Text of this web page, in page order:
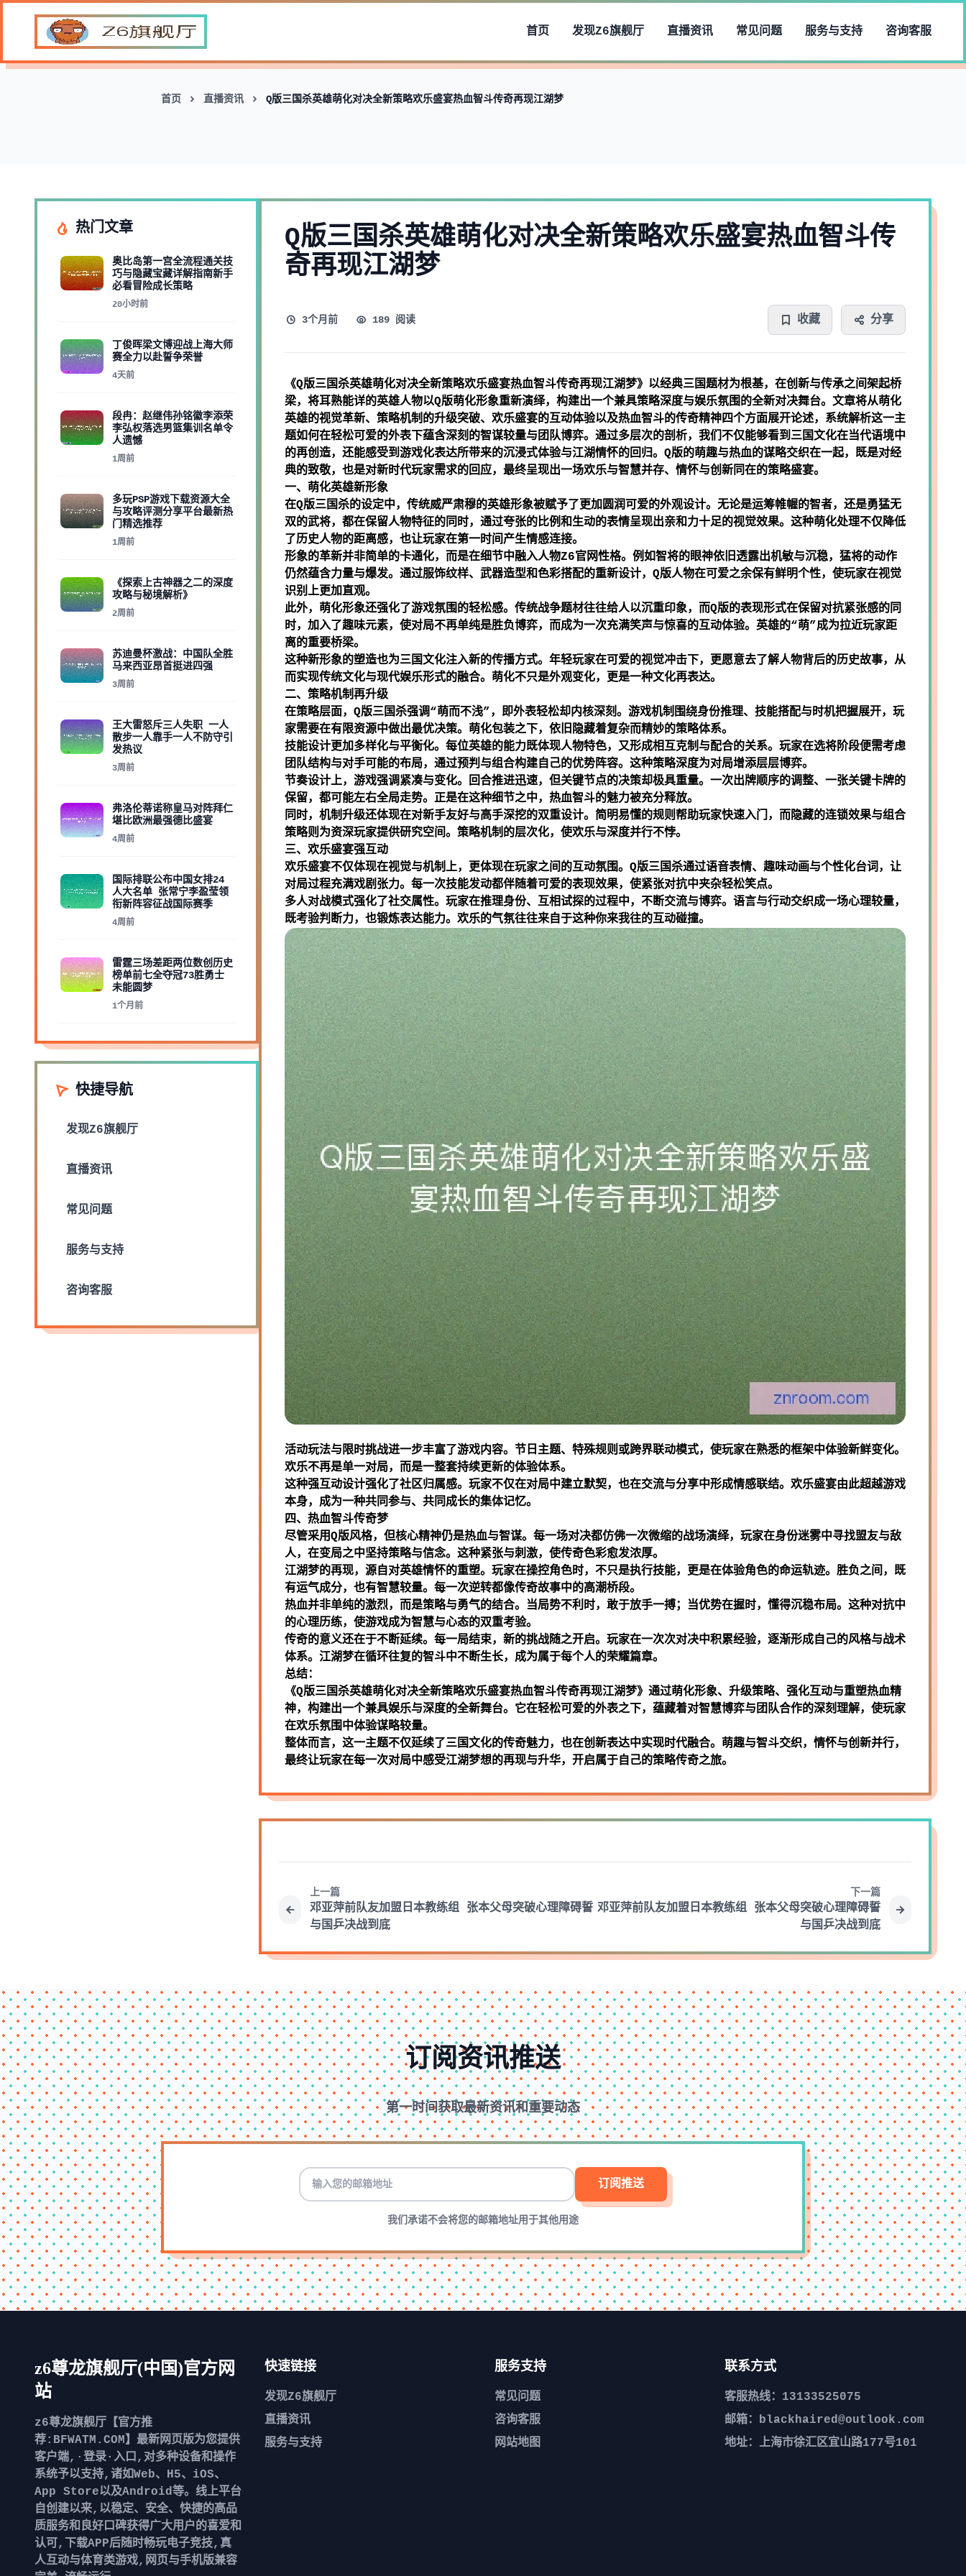
首页 发现Z6旗舰厅 直播资讯 常见问题 服务与支持 咨询客服
首页 直播资讯 Q版三国杀英雄萌化对决全新策略欢乐盛宴热血智斗传奇再现江湖梦
热门文章
奥比岛第一宫全流程通关技
巧与隐藏宝藏详解指南新手
必看冒险成长策略
20小时前
丁俊晖梁文博迎战上海大师
赛全力以赴誓争荣誉
4天前
段冉：赵继伟孙铭徽李添荣
李弘权落选男篮集训名单令
人遗憾
1周前
多玩PSP游戏下载资源大全
与攻略评测分享平台最新热
门精选推荐
1周前
《探索上古神器之二的深度
攻略与秘境解析》
2周前
苏迪曼杯激战：中国队全胜
马来西亚昂首挺进四强
3周前
王大雷怒斥三人失职 一人
散步一人靠手一人不防守引
发热议
3周前
弗洛伦蒂诺称皇马对阵拜仁
堪比欧洲最强德比盛宴
4周前
国际排联公布中国女排24
人大名单 张常宁李盈莹领
衔新阵容征战国际赛季
4周前
雷霆三场差距两位数创历史
榜单前七全夺冠73胜勇士
未能圆梦
1个月前
快捷导航
发现Z6旗舰厅
直播资讯
常见问题
服务与支持
咨询客服
Q版三国杀英雄萌化对决全新策略欢乐盛宴热血智斗传
奇再现江湖梦
3个月前 189 阅读 收藏 分享
《Q版三国杀英雄萌化对决全新策略欢乐盛宴热血智斗传奇再现江湖梦》以经典三国题材为根基，在创新与传承之间架起桥
梁，将耳熟能详的英雄人物以Q版萌化形象重新演绎，构建出一个兼具策略深度与娱乐氛围的全新对决舞台。文章将从萌化
英雄的视觉革新、策略机制的升级突破、欢乐盛宴的互动体验以及热血智斗的传奇精神四个方面展开论述，系统解析这一主
题如何在轻松可爱的外表下蕴含深刻的智谋较量与团队博弈。通过多层次的剖析，我们不仅能够看到三国文化在当代语境中
的再创造，还能感受到游戏化表达所带来的沉浸式体验与江湖情怀的回归。Q版的萌趣与热血的谋略交织在一起，既是对经
典的致敬，也是对新时代玩家需求的回应，最终呈现出一场欢乐与智慧并存、情怀与创新同在的策略盛宴。
一、萌化英雄新形象
在Q版三国杀的设定中，传统威严肃穆的英雄形象被赋予了更加圆润可爱的外观设计。无论是运筹帷幄的智者，还是勇猛无
双的武将，都在保留人物特征的同时，通过夸张的比例和生动的表情呈现出亲和力十足的视觉效果。这种萌化处理不仅降低
了历史人物的距离感，也让玩家在第一时间产生情感连接。
形象的革新并非简单的卡通化，而是在细节中融入人物Z6官网性格。例如智将的眼神依旧透露出机敏与沉稳，猛将的动作
仍然蕴含力量与爆发。通过服饰纹样、武器造型和色彩搭配的重新设计，Q版人物在可爱之余保有鲜明个性，使玩家在视觉
识别上更加直观。
此外，萌化形象还强化了游戏氛围的轻松感。传统战争题材往往给人以沉重印象，而Q版的表现形式在保留对抗紧张感的同
时，加入了趣味元素，使对局不再单纯是胜负博弈，而成为一次充满笑声与惊喜的互动体验。英雄的“萌”成为拉近玩家距
离的重要桥梁。
这种新形象的塑造也为三国文化注入新的传播方式。年轻玩家在可爱的视觉冲击下，更愿意去了解人物背后的历史故事，从
而实现传统文化与现代娱乐形式的融合。萌化不只是外观变化，更是一种文化再表达。
二、策略机制再升级
在策略层面，Q版三国杀强调“萌而不浅”，即外表轻松却内核深刻。游戏机制围绕身份推理、技能搭配与时机把握展开，玩
家需要在有限资源中做出最优决策。萌化包装之下，依旧隐藏着复杂而精妙的策略体系。
技能设计更加多样化与平衡化。每位英雄的能力既体现人物特色，又形成相互克制与配合的关系。玩家在选将阶段便需考虑
团队结构与对手可能的布局，通过预判与组合构建自己的优势阵容。这种策略深度为对局增添层层博弈。
节奏设计上，游戏强调紧凑与变化。回合推进迅速，但关键节点的决策却极具重量。一次出牌顺序的调整、一张关键卡牌的
保留，都可能左右全局走势。正是在这种细节之中，热血智斗的魅力被充分释放。
同时，机制升级还体现在对新手友好与高手深挖的双重设计。简明易懂的规则帮助玩家快速入门，而隐藏的连锁效果与组合
策略则为资深玩家提供研究空间。策略机制的层次化，使欢乐与深度并行不悖。
三、欢乐盛宴强互动
欢乐盛宴不仅体现在视觉与机制上，更体现在玩家之间的互动氛围。Q版三国杀通过语音表情、趣味动画与个性化台词，让
对局过程充满戏剧张力。每一次技能发动都伴随着可爱的表现效果，使紧张对抗中夹杂轻松笑点。
多人对战模式强化了社交属性。玩家在推理身份、互相试探的过程中，不断交流与博弈。语言与行动交织成一场心理较量，
既考验判断力，也锻炼表达能力。欢乐的气氛往往来自于这种你来我往的互动碰撞。
活动玩法与限时挑战进一步丰富了游戏内容。节日主题、特殊规则或跨界联动模式，使玩家在熟悉的框架中体验新鲜变化。
欢乐不再是单一对局，而是一整套持续更新的体验体系。
这种强互动设计强化了社区归属感。玩家不仅在对局中建立默契，也在交流与分享中形成情感联结。欢乐盛宴由此超越游戏
本身，成为一种共同参与、共同成长的集体记忆。
四、热血智斗传奇梦
尽管采用Q版风格，但核心精神仍是热血与智谋。每一场对决都仿佛一次微缩的战场演绎，玩家在身份迷雾中寻找盟友与敌
人，在变局之中坚持策略与信念。这种紧张与刺激，使传奇色彩愈发浓厚。
江湖梦的再现，源自对英雄情怀的重塑。玩家在操控角色时，不只是执行技能，更是在体验角色的命运轨迹。胜负之间，既
有运气成分，也有智慧较量。每一次逆转都像传奇故事中的高潮桥段。
热血并非单纯的激烈，而是策略与勇气的结合。当局势不利时，敢于放手一搏；当优势在握时，懂得沉稳布局。这种对抗中
的心理历练，使游戏成为智慧与心态的双重考验。
传奇的意义还在于不断延续。每一局结束，新的挑战随之开启。玩家在一次次对决中积累经验，逐渐形成自己的风格与战术
体系。江湖梦在循环往复的智斗中不断生长，成为属于每个人的荣耀篇章。
总结：
《Q版三国杀英雄萌化对决全新策略欢乐盛宴热血智斗传奇再现江湖梦》通过萌化形象、升级策略、强化互动与重塑热血精
神，构建出一个兼具娱乐与深度的全新舞台。它在轻松可爱的外表之下，蕴藏着对智慧博弈与团队合作的深刻理解，使玩家
在欢乐氛围中体验谋略较量。
整体而言，这一主题不仅延续了三国文化的传奇魅力，也在创新表达中实现时代融合。萌趣与智斗交织，情怀与创新并行，
最终让玩家在每一次对局中感受江湖梦想的再现与升华，开启属于自己的策略传奇之旅。
上一篇
邓亚萍前队友加盟日本教练组 张本父母突破心理障碍誓
与国乒决战到底
下一篇
邓亚萍前队友加盟日本教练组 张本父母突破心理障碍誓
与国乒决战到底
订阅资讯推送
第一时间获取最新资讯和重要动态
订阅推送
我们承诺不会将您的邮箱地址用于其他用途
z6尊龙旗舰厅(中国)官方网
站
z6尊龙旗舰厅【官方推
荐:BFWATM.COM】最新网页版为您提供
客户端,·登录·入口,对多种设备和操作
系统予以支持,诸如Web、H5、iOS、
App Store以及Android等。线上平台
自创建以来,以稳定、安全、快捷的高品
质服务和良好口碑获得广大用户的喜爱和
认可,下载APP后随时畅玩电子竞技,真
人互动与体育类游戏,网页与手机版兼容
快速链接
发现Z6旗舰厅
直播资讯
服务与支持
服务支持
常见问题
咨询客服
网站地图
联系方式
客服热线：13133525075
邮箱：blackhaired@outlook.com
地址：上海市徐汇区宜山路177号101